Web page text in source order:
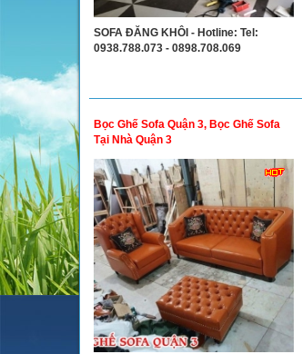
SOFA ĐĂNG KHÔI - Hotline: Tel:
0938.788.073 - 0898.708.069
Bọc Ghế Sofa Quận 3, Bọc Ghế Sofa
Tại Nhà Quận 3